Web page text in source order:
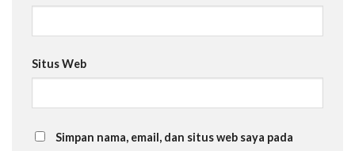
Situs Web
Simpan nama, email, dan situs web saya pada